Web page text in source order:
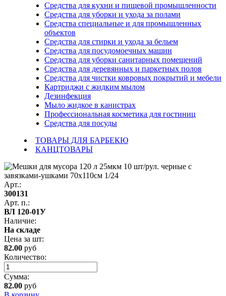
Средства для кухни и пищевой промышленности
Средства для уборки и ухода за полами
Средства специальные и для промышленных
объектов
Средства для стирки и ухода за бельем
Средства для посудомоечных машин
Средства для уборки санитарных помещений
Средства для деревянных и паркетных полов
Средства для чистки ковровых покрытий и мебели
Картриджи с жидким мылом
Дезинфекция
Мыло жидкое в канистрах
Профессиональная косметика для гостиниц
Средства для посуды
ТОВАРЫ ДЛЯ БАРБЕКЮ
КАНЦТОВАРЫ
Арт.:
300131
Арт. п.:
ВЛ 120-01У
Наличие:
На складе
Цена за шт:
82.00 руб
Количество:
Сумма:
82.00 руб